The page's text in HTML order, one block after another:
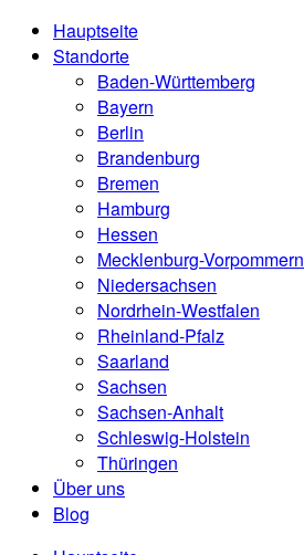
Hauptseite
Standorte
Baden-Württemberg
Bayern
Berlin
Brandenburg
Bremen
Hamburg
Hessen
Mecklenburg-Vorpommern
Niedersachsen
Nordrhein-Westfalen
Rheinland-Pfalz
Saarland
Sachsen
Sachsen-Anhalt
Schleswig-Holstein
Thüringen
Über uns
Blog